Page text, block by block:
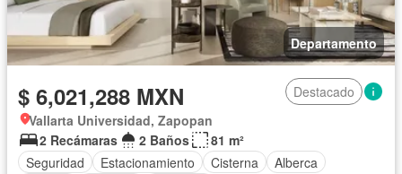
Departamento
$ 6,021,288 MXN
Destacado
Vallarta Universidad, Zapopan
2 Recámaras
2 Baños
81 m²
Seguridad
Estacionamiento Cisterna
Alberca